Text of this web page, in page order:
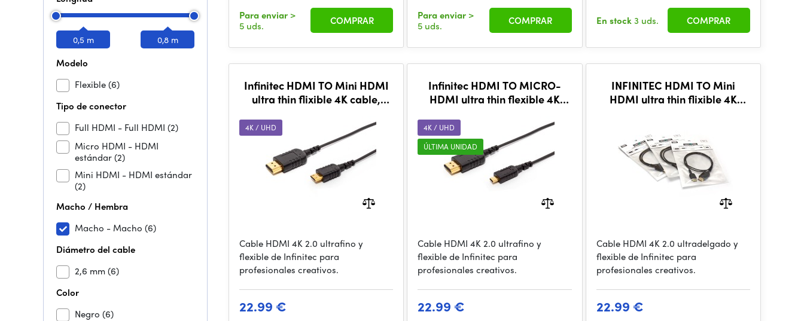
0,5 m 0,8 m
Modelo
Flexible(6)
Tipo de conector
Full HDMI - Full HDMI (2)
Micro HDMI - HDMI
estándar(2)
Mini HDMI - HDMI estándar
(2)
Macho / Hembra
Macho - Macho (6)
Diámetro del cable
2,6 mm(6)
Color
Negro (6)
Para enviar >
5 uds.
COMPRAR Para enviar >
5 uds.
COMPRAR En stock3 uds. COMPRAR
Infinitec HDMI TO Mini HDMI
ultra thin flixible 4K cable,
4K / UHD
Cable HDMI 4K 2.0 ultrafino y
flexible de Infinitec para
profesionales creativos.
22.99 €
Infinitec HDMI TO MICRO-
HDMI ultra thin flexible 4K
4K / UHD
ÚLTIMA UNIDAD
Cable HDMI 4K 2.0 ultrafino y
flexible de Infinitec para
profesionales creativos.
22.99 €
INFINITEC HDMI TO Mini
HDMI ultra thin flixible 4K
Cable HDMI 4K 2.0 ultradelgado y
flexible de Infinitec para
profesionales creativos.
22.99 €